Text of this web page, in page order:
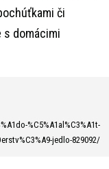
či
s domácimi
%C5%A1al%C3%A1t-
jedlo-829092/